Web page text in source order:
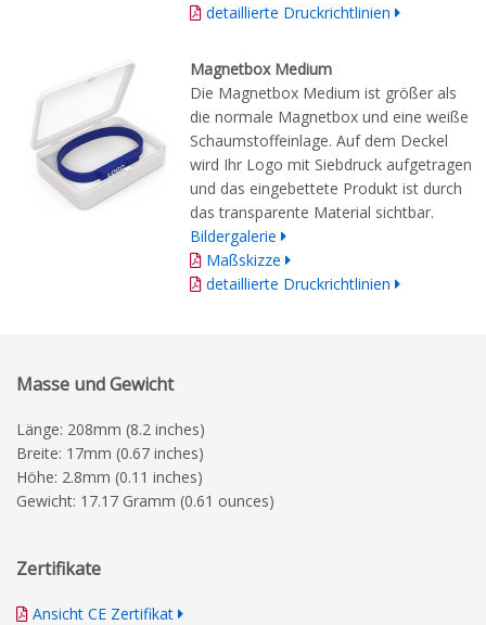
detaillierte Druckrichtlinien
Magnetbox Medium
Die Magnetbox Medium ist größer als
die normale Magnetbox und eine weiße
Schaumstoffeinlage. Auf dem Deckel
wird Ihr Logo mit Siebdruck aufgetragen
und das eingebettete Produkt ist durch
das transparente Material sichtbar.
Bildergalerie
Maßskizze
detaillierte Druckrichtlinien
Masse und Gewicht
Länge: 208mm (8.2 inches)
Breite: 17mm (0.67 inches)
Höhe: 2.8mm (0.11 inches)
Gewicht: 17.17 Gramm (0.61 ounces)
Zertifikate
Ansicht CE Zertifikat